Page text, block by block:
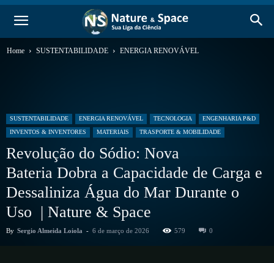
Home SUSTENTABILIDADE ENERGIA RENOVÁVEL
SUSTENTABILIDADE ENERGIA RENOVÁVEL TECNOLOGIA
ENGENHARIA P&D
INVENTOS & INVENTORES
MATERIAIS TRASPORTE & MOBILIDADE
Revolução do Sódio: Nova
Bateria Dobra a Capacidade de Carga e
Dessaliniza Água do Mar Durante o
Uso | Nature & Space
By Sergio Almeida Loiola - 6 de março de 2026 579 0